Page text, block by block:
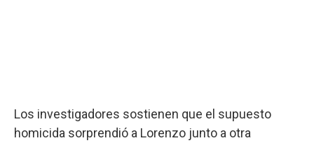
Los investigadores sostienen que el supuesto
homicida sorprendió a Lorenzo junto a otra